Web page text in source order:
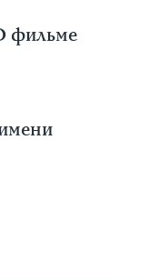
фильме